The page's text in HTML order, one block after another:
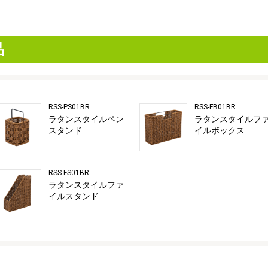
RSS-PS01BR
ラタンスタイルペン
スタンド
RSS-FS01BR
ラタンスタイルファ
イルスタンド
RSS-FB01BR
ラタンスタイルフ
イルボックス